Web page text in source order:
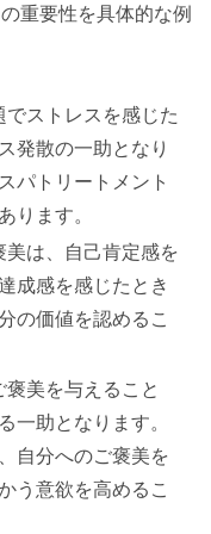
重要性を具体的な例
ストレスを感じた
発散の一助となり
パトリートメント
ります。
美は、自己肯定感を
成感を感じたとき
の価値を認めるこ
美を与えること
一助となります。
自分へのご褒美を
う意欲を高めるこ